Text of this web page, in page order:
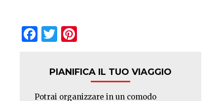
Facebook
Twitter
PIANIFICA IL TUO VIAGGIO
Potrai organizzare in un comodo